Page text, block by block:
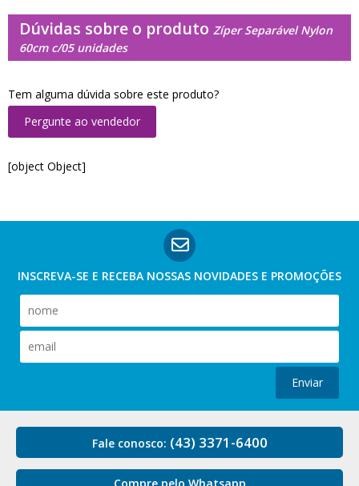
Dúvidas sobre o produto Zíper Separável Nylon
60cm c/05 unidades
Tem alguma dúvida sobre este produto?
Pergunte ao vendedor
[object Object]
INSCREVA-SE E RECEBA NOSSAS NOVIDADES E PROMOÇÕES
Enviar
Fale conosco: (43) 3371-6400